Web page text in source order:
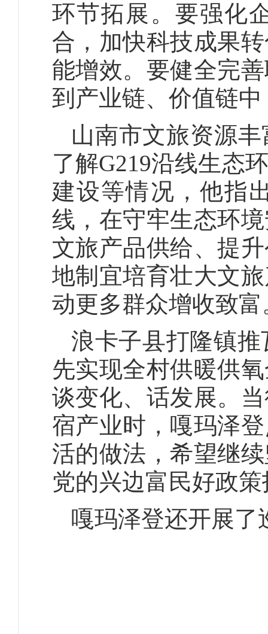
环节拓展。要强化
合，加快科技成果
能增效。 要健全完
到产业链、价值链
山南市文旅资源
了解G219沿线生态
建设等情况，他指
线，在守牢生态环
文旅产品供给、提
地制宜培育壮大文
动更多群众增收致富
浪卡子县打隆镇推
先实现全村供暖供
谈变化、话发展。
宿产业时，嘎玛泽
活的做法，希望继
党的兴边富民好政
嘎玛泽登还开展了